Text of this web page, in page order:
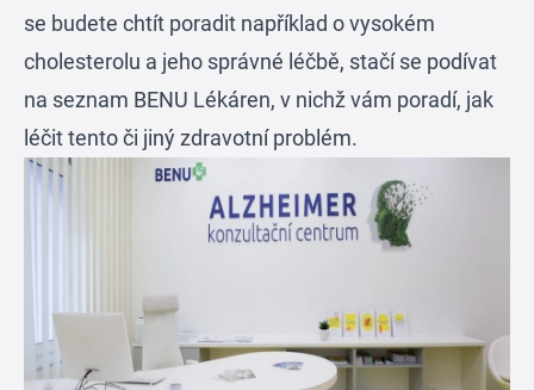
se budete chtít poradit například o vysokém
cholesterolu a jeho správné léčbě, stačí se podívat
na seznam BENU Lékáren, v nichž vám poradí, jak
léčit tento či jiný zdravotní problém.